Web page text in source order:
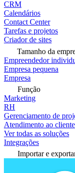
CRM
Calendários
Contact Center
Tarefas e projetos
Criador de sites
Tamanho da
Empreendedor
Empresa pequena
Empresa
Função
Marketing
RH
Gerenciamento de
Atendimento ao cliente
Ver todas as soluções
Integrações
Importar e